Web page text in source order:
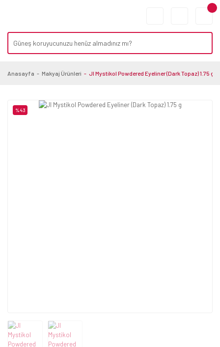
Anasayfa Makyaj Ürünleri JI Mystikol Powdered Eyeliner (Dark Topaz) 1.75 g
%43